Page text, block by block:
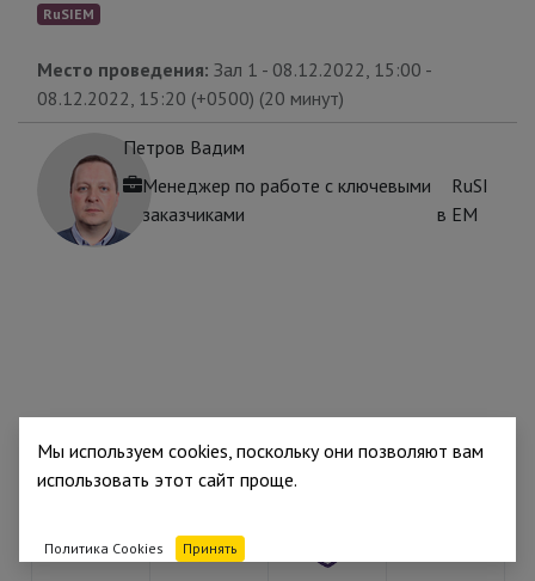
RuSIEM
Место проведения: Зал 1 - 08.12.2022, 15:00 -
08.12.2022, 15:20 (+0500) (20 минут)
Петров Вадим
Менеджер по работе с ключевыми
заказчиками
в
RuSI
EM
Партнёр Партнёр
Мы используем cookies, поскольку они позволяют вам
использовать этот сайт проще.
Политика Cookies Принять